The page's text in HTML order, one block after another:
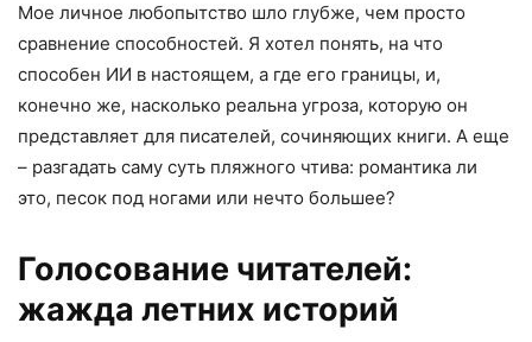
Мое личное любопытство шло глубже, чем просто
сравнение способностей. Я хотел понять, на что
способен ИИ в настоящем, а где его границы, и,
конечно же, насколько реальна угроза, которую он
представляет для писателей, сочиняющих книги. А еще
– разгадать саму суть пляжного чтива: романтика ли
это, песок под ногами или нечто большее?
Голосование читателей:
жажда летних историй